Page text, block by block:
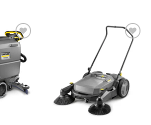
Ajouter
à la liste
de
souhaits
Ajouter
à la liste
de
souhaits